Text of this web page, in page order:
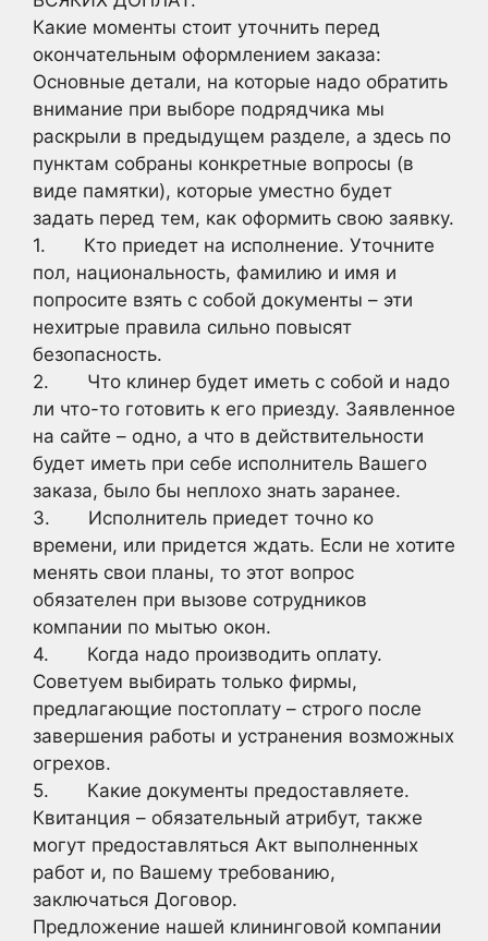
Какие моменты стоит уточнить перед
окончательным оформлением заказа:
Основные детали, на которые надо обратить
внимание при выборе подрядчика мы
раскрыли в предыдущем разделе, а здесь по
пунктам собраны конкретные вопросы (в
виде памятки), которые уместно будет
задать перед тем, как оформить свою заявку.
1. Кто приедет на исполнение. Уточните
пол, национальность, фамилию и имя и
попросите взять с собой документы – эти
нехитрые правила сильно повысят
безопасность.
2. Что клинер будет иметь с собой и надо
ли что-то готовить к его приезду. Заявленное
на сайте – одно, а что в действительности
будет иметь при себе исполнитель Вашего
заказа, было бы неплохо знать заранее.
3. Исполнитель приедет точно ко
времени, или придется ждать. Если не хотите
менять свои планы, то этот вопрос
обязателен при вызове сотрудников
компании по мытью окон.
4. Когда надо производить оплату.
Советуем выбирать только фирмы,
предлагающие постоплату – строго после
завершения работы и устранения возможных
огрехов.
5. Какие документы предоставляете.
Квитанция – обязательный атрибут, также
могут предоставляться Акт выполненных
работ и, по Вашему требованию,
заключаться Договор.
Предложение нашей клининговой компании